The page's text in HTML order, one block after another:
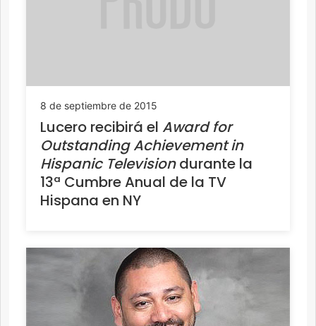
8 de septiembre de 2015
Lucero recibirá el Award for
Outstanding Achievement in
Hispanic Televisiondurante la
13ª Cumbre Anual de la TV
Hispana en NY